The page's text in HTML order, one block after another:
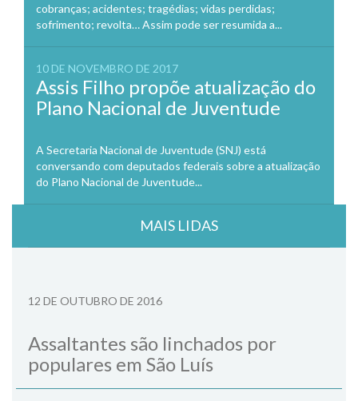
cobranças; acidentes; tragédias; vidas perdidas;
sofrimento; revolta… Assim pode ser resumida a...
10 DE NOVEMBRO DE 2017
Assis Filho propõe atualização do
Plano Nacional de Juventude
A Secretaria Nacional de Juventude (SNJ) está
conversando com deputados federais sobre a atualização
do Plano Nacional de Juventude...
MAIS LIDAS
12 DE OUTUBRO DE 2016
Assaltantes são linchados por
populares em São Luís